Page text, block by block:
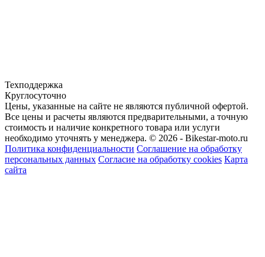
Техподдержка
Круглосуточно
Цены, указанные на сайте не являются публичной офертой.
Все цены и расчеты являются предварительными, а точную
стоимость и наличие конкретного товара или услуги
необходимо уточнять у менеджера. © 2026 - Bikestar-moto.ru
Политика конфиденциальности Соглашение на обработку
персональных данных Согласие на обработку cookies Карта
сайта